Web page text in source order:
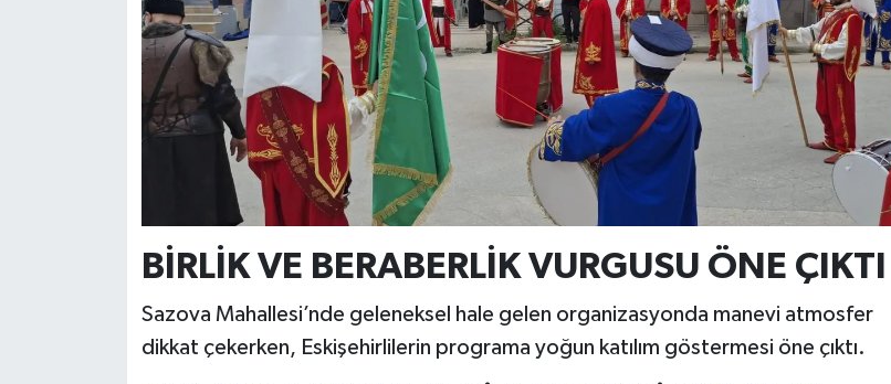
BİRLİK VE BERABERLİK VURGUSU ÖNE ÇIKTI
Sazova Mahallesi’nde geleneksel hale gelen organizasyonda manevi atmosfer
dikkat çekerken, Eskişehirlilerin programa yoğun katılım göstermesi öne çıktı.